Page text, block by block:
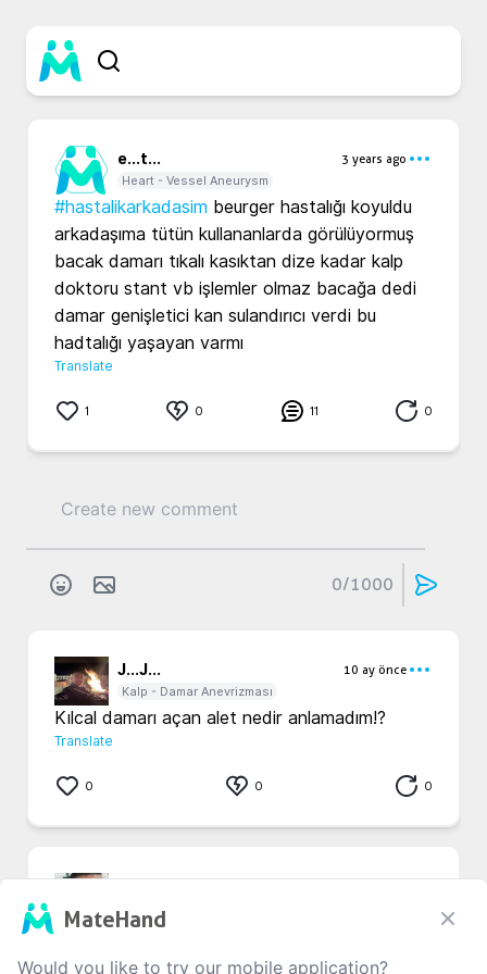
e...t...
3 years ago
Heart - Vessel Aneurysm
#hastalikarkadasim beurger hastalığı koyuldu
arkadaşıma tütün kullananlarda görülüyormuş
bacak damarı tıkalı kasıktan dize kadar kalp
doktoru stant vb işlemler olmaz bacağa dedi
damar genişletici kan sulandırıcı verdi bu
hadtalığı yaşayan varmı
Translate
1 0 11 0
0/1000
J...J...
10 ay önce
Kalp - Damar Anevrizması
Kılcal damarı açan alet nedir anlamadım!?
Translate
0 0 0
Ş...A...
Kalp - Damar Anevrizması
Durmadan ilac denemesi yapiyorlar,ya
tutarsa,tutmuyor be arkadas,tutmuyor.hayatim
MateHand
Would you like to try our mobile application?